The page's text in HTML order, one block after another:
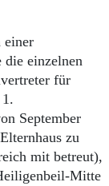
einer
einzelnen
für
September
zu
mit betreut),
Mitte